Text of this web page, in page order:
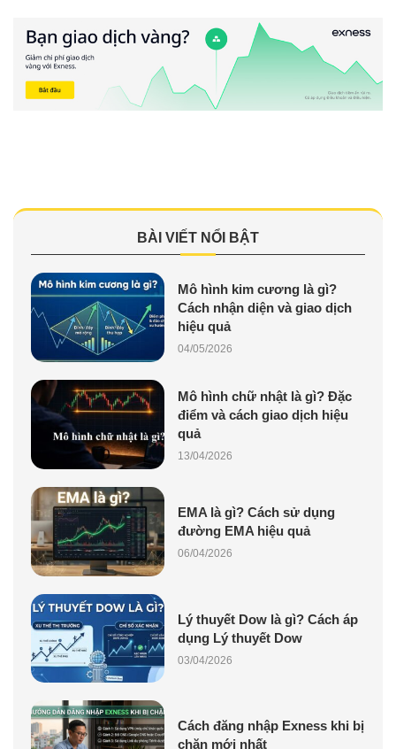
BÀI VIẾT NỔI BẬT
Mô hình kim cương là gì?
Cách nhận diện và giao dịch
hiệu quả
04/05/2026
Mô hình chữ nhật là gì? Đặc
điểm và cách giao dịch hiệu
quả
13/04/2026
EMA là gì? Cách sử dụng
đường EMA hiệu quả
06/04/2026
Lý thuyết Dow là gì? Cách áp
dụng Lý thuyết Dow
03/04/2026
Cách đăng nhập Exness khi bị
chặn mới nhất